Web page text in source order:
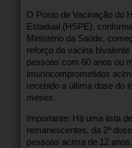
O Posto de Vacinação do
Estadual (HSPE),
Ministério da Saúde,
reforço da vacina
pessoas com 60 anos ou
imunocomprometidos
recebido a última dose do
meses.
Importante: Há uma lista
remanescentes, da 2º
pessoas acima de 12 anos.